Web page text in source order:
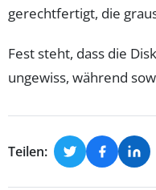
gerechtfertigt, die
Fest steht, dass die
ungewiss, während
Teilen: